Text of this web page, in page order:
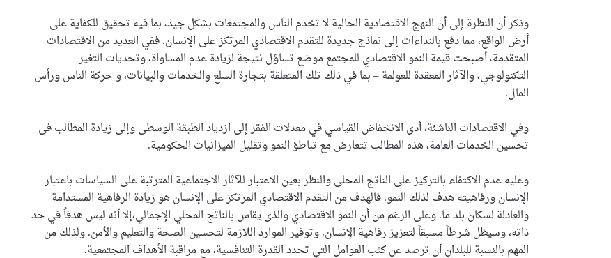
وذكر أن النظرة إلى أن النهج الاقتصادية الحالية لا تخدم الناس والمجتمعات بشكل جيد، بما فيه تحقيق للكفاية على
أرض الواقع، مما دفع بالنداءات إلى نماذج جديدة للتقدم الاقتصادي المرتكز على الإنسان. ففي العديد من الاقتصادات
المتقدمة، أصبحت قيمة النمو الاقتصادي للمجتمع موضع تساؤل نتيجة لزيادة عدم المساواة، وتحديات التغير
التكنولوجي، والآثار المعقدة للعولمة – بما في ذلك تلك المتعلقة بتجارة السلع والخدمات والبيانات، و حركة الناس ورأس
المال.
وفي الاقتصادات الناشئة، أدى الانخفاض القياسي في معدلات الفقر إلى ازدياد الطبقة الوسطى وإلى زيادة المطالب فى
تحسين الخدمات العامة، هذه المطالب تتعارض مع تباطؤ النمو وتقليل الميزانيات الحكومية.
وعليه عدم الاكتفاء بالتركيز على الناتج المحلى والنظر بعين الاعتبار للآثار الاجتماعية المترتبة على السياسات باعتبار
الإنسان ورفاهيته هدف لذلك النمو. فالهدف من التقدم الاقتصادي المرتكز على الإنسان هو زيادة الرفاهية المستدامة
والعادلة لسكان بلد ما. وعلى الرغم من أن النمو الاقتصادي والذى يقاس بالناتج المحلي الإجمالي،إلا أنه ليس هدفاً في حد
ذاته، وسيظل شرطاً مسبقاً لتعزيز رفاهية الإنسان. وتوفير الموارد اللازمة لتحسين الصحة والتعليم والأمن. ولذلك من
المهم بالنسبة للبلدان أن ترصد عن كثب العوامل التي تحدد القدرة التنافسية، مع مراقبة الأهداف المجتمعية.